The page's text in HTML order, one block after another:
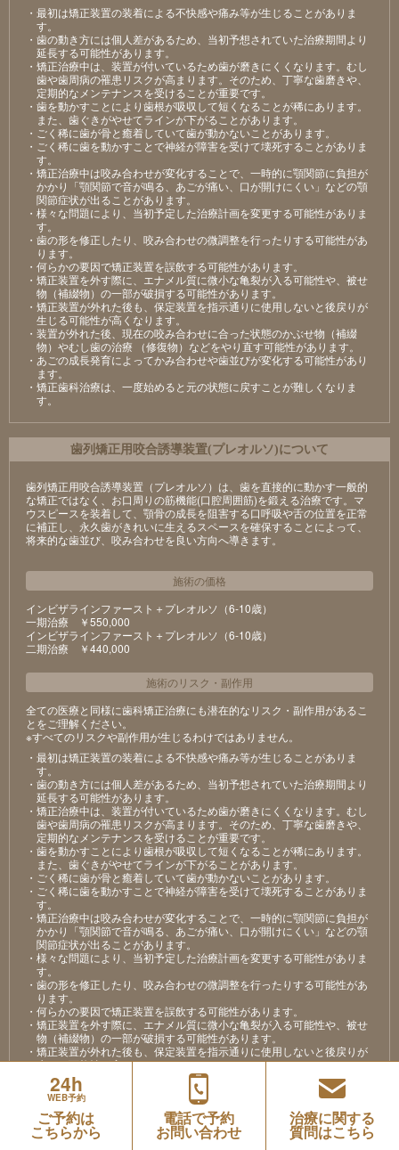
・最初は矯正装置の装着による不快感や痛み等が生じることがありま
す。
・歯の動き方には個人差があるため、当初予想されていた治療期間より
延長する可能性があります。
・矯正治療中は、装置が付いているため歯が磨きにくくなります。むし
歯や歯周病の罹患リスクが高まります。そのため、丁寧な歯磨きや、
定期的なメンテナンスを受けることが重要です。
・歯を動かすことにより歯根が吸収して短くなることが稀にあります。
また、歯ぐきがやせてラインが下がることがあります。
・ごく稀に歯が骨と癒着していて歯が動かないことがあります。
・ごく稀に歯を動かすことで神経が障害を受けて壊死することがありま
す。
・矯正治療中は咬み合わせが変化することで、一時的に顎関節に負担が
かかり「顎関節で音が鳴る、あごが痛い、口が開けにくい」などの顎
関節症状が出ることがあります。
・様々な問題により、当初予定した治療計画を変更する可能性がありま
す。
・歯の形を修正したり、咬み合わせの微調整を行ったりする可能性があ
ります。
・何らかの要因で矯正装置を誤飲する可能性があります。
・矯正装置を外す際に、エナメル質に微小な亀裂が入る可能性や、被せ
物（補綴物）の一部が破損する可能性があります。
・矯正装置が外れた後も、保定装置を指示通りに使用しないと後戻りが
生じる可能性が高くなります。
・装置が外れた後、現在の咬み合わせに合った状態のかぶせ物（補綴
物）やむし歯の治療 （修復物）などをやり直す可能性があります。
・あごの成長発育によってかみ合わせや歯並びが変化する可能性があり
ます。
・矯正歯科治療は、一度始めると元の状態に戻すことが難しくなりま
す。
⻭列矯正⽤咬合誘導装置(プレオルソ)について
歯列矯正用咬合誘導装置（プレオルソ）は、歯を直接的に動かす一般的
な矯正ではなく、お口周りの筋機能(口腔周囲筋)を鍛える治療です。マ
ウスピースを装着して、顎骨の成長を阻害する口呼吸や舌の位置を正常
に補正し、永久歯がきれいに生えるスペースを確保することによって、
将来的な歯並び、咬み合わせを良い方向へ導きます。
施術の価格
インビザラインファースト＋プレオルソ（6-10歳）
⼀期治療 ￥550,000
インビザラインファースト＋プレオルソ（6-10歳）
⼆期治療 ￥440,000
施術のリスク ・ 副作用
全ての医療と同様に歯科矯正治療にも潜在的なリスク・副作用があるこ
とをご理解ください。
※すべてのリスクや副作用が生じるわけではありません。
・最初は矯正装置の装着による不快感や痛み等が⽣じることがありま
す。
・⻭の動き⽅には個⼈差があるため、当初予想されていた治療期間より
延⻑する可能性があります。
・矯正治療中は、装置が付いているため⻭が磨きにくくなります。むし
⻭や⻭周病の罹患リスクが⾼まります。そのため、丁寧な⻭磨きや、
定期的なメンテナンスを受けることが重要です。
・⻭を動かすことにより⻭根が吸収して短くなることが稀にあります。
また、⻭ぐきがやせてラインが下がることがあります。
・ごく稀に⻭が⾻と癒着していて⻭が動かないことがあります。
・ごく稀に⻭を動かすことで神経が障害を受けて壊死することがありま
す。
・矯正治療中は咬み合わせが変化することで、⼀時的に顎関節に負担が
かかり「顎関節で⾳が鳴る、あごが痛い、⼝が開けにくい」などの顎
関節症状が出ることがあります。
・様々な問題により、当初予定した治療計画を変更する可能性がありま
す。
・⻭の形を修正したり、咬み合わせの微調整を⾏ったりする可能性があ
ります。
・何らかの要因で矯正装置を誤飲する可能性があります。
・矯正装置を外す際に、エナメル質に微⼩な⻲裂が⼊る可能性や、被せ
物（補綴物）の⼀部が破損する可能性があります。
・矯正装置が外れた後も、保定装置を指⽰通りに使⽤しないと後戻りが
⽣じる可能性が⾼くなります。
・装置が外れた後、現在の咬み合わせに合った状態のかぶせ物（補綴
物）やむし⻭の治療（修復物）などをやり直す可能性があります。
・あごの成⻑発育によってかみ合わせや⻭並びが変化する可能性があり
ます。
・矯正⻭科治療は、⼀度始めると元の状態に戻すことが難しくなりま
す。
24h
WEB予約
ご予約は
こちらから
電話で予約
お問い合わせ
治療に関する
質問はこちら